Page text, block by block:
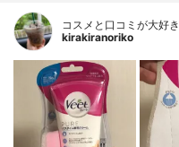
コスメと口コミが大好
kirakiranoriko